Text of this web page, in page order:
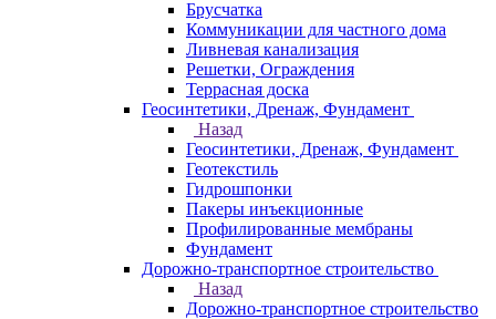
Брусчатка
Коммуникации для частного дома
Ливневая канализация
Решетки, Ограждения
Террасная доска
Геосинтетики, Дренаж, Фундамент
Назад
Геосинтетики, Дренаж, Фундамент
Геотекстиль
Гидрошпонки
Пакеры инъекционные
Профилированные мембраны
Фундамент
Дорожно-транспортное строительство
Назад
Дорожно-транспортное строительство